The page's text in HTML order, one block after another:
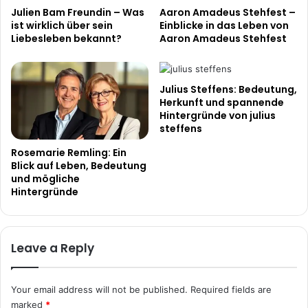
Julien Bam Freundin – Was
ist wirklich über sein
Liebesleben bekannt?
Aaron Amadeus Stehfest –
Einblicke in das Leben von
Aaron Amadeus Stehfest
Rosemarie Remling: Ein
Blick auf Leben, Bedeutung
und mögliche
Hintergründe
Julius Steffens: Bedeutung,
Herkunft und spannende
Hintergründe von julius
steffens
Leave a Reply
Your email address will not be published. Required fields are
marked *